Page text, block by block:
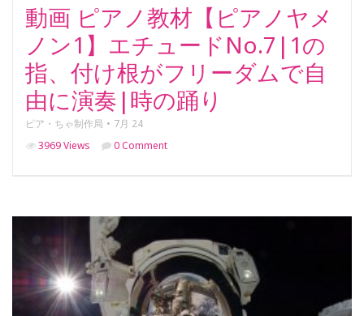
動画 ピアノ教材【ピアノヤメ
ノン1】エチュードNo.7|1の
指、付け根がフリーダムで自
由に演奏|時の踊り
ピア・ちゃ制作局
7月 24
3969 Views
0 Comment